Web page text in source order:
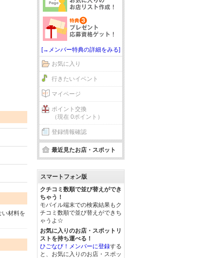
い材料を
[→メンバー特典の詳細をみる]
お気に入り
行きたいイベント
マイページ
ポイント交換
（現在 0ポイント）
登録情報確認
最近見たお店・スポット
スマートフォン版
クチコミ数順で並び替えができ
ちゃう！
モバイル端末での検索結果もク
チコミ数順で並び替えができち
ゃうよ☆
お気に入りのお店・スポットリ
ストを持ち運べる！
ひごなび！メンバーに登録する
と、お気に入りのお店・スポッ